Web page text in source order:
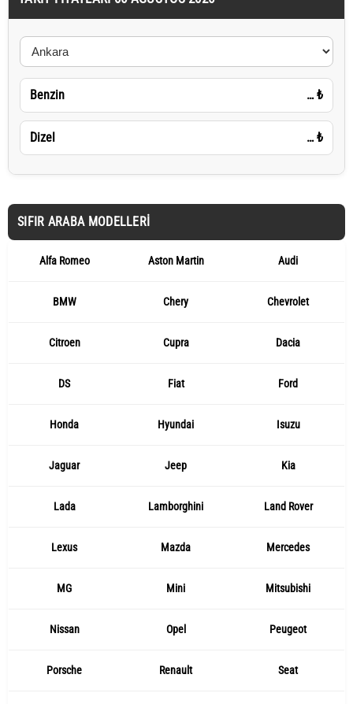
Benzin … ₺
Dizel … ₺
SIFIR ARABA MODELLERI
Alfa Romeo Aston Martin Audi
BMW Chery Chevrolet
Citroen Cupra Dacia
DS Fiat Ford
Honda Hyundai Isuzu
Jaguar Jeep Kia
Lada Lamborghini Land Rover
Lexus Mazda Mercedes
MG Mini Mitsubishi
Nissan Opel Peugeot
Porsche Renault Seat